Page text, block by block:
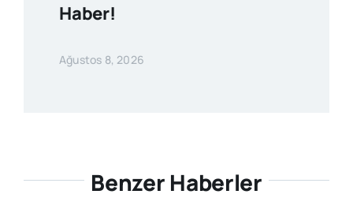
Haber!
Ağustos 8, 2026
Benzer Haberler